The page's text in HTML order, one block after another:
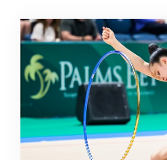
Prochaine étape : les